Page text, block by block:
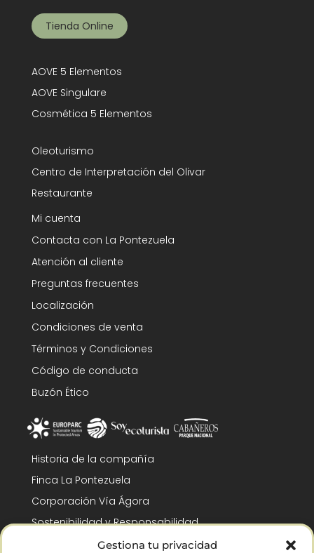
Gestiona tu privacidad
Tienda Online
AOVE 5 Elementos
AOVE Singulare
Cosmética 5 Elementos
Oleoturismo
Centro de Interpretación del Olivar
Restaurante
Mi cuenta
Contacta con La Pontezuela
Atención al cliente
Preguntas frecuentes
Localización
Condiciones de venta
Términos y Condiciones
Código de conducta
Buzón Ético
Historia de la compañía
Finca La Pontezuela
Corporación Vía Ágora
Sostenibilidad y Responsabilidad
RSC y Fundación Gómez-Pintado